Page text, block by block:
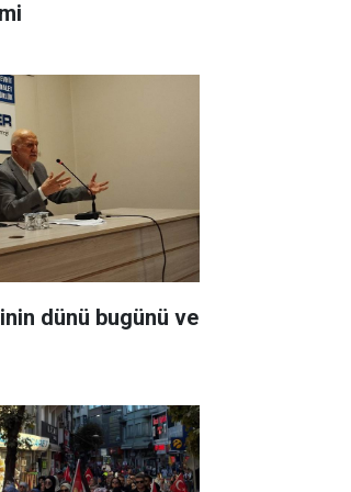
dünü bugünü ve